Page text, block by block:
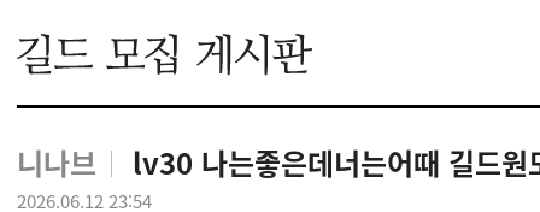
니나브 lv30 나는좋은데너는어때 길드원
2026.06.12 23:54